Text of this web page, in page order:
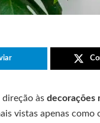
às decorações
vistas apenas